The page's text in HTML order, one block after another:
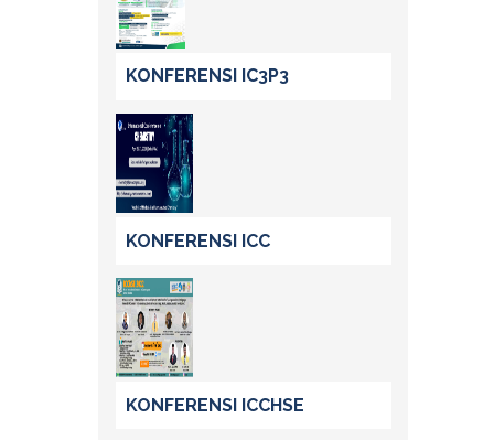
KONFERENSI IC3P3
KONFERENSI ICC
KONFERENSI ICCHSE